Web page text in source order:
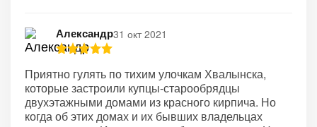
Александр31 окт 2021
Приятно гулять по тихим улочкам Хвалынска,
которые застроили купцы-старообрядцы
двухэтажными домами из красного кирпича. Но
когда об этих домах и их бывших владельцах